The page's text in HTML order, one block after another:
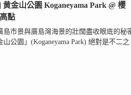
金山公園 Koganeyama Park @ 櫻
點
市景與廣島灣海景的壯闊盡收眼底的秘
公園」(Koganeyama Park) 絕對是不二之